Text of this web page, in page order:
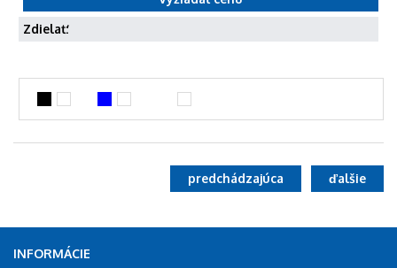
Zdielať:
ďalšie
predchádzajúca
INFORMÁCIE